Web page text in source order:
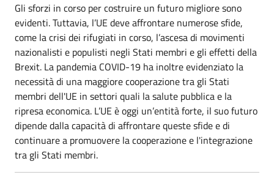
Gli sforzi in corso per costruire un futuro migliore sono
evidenti. Tuttavia, l’UE deve affrontare numerose sfide,
come la crisi dei rifugiati in corso, l’ascesa di movimenti
nazionalisti e populisti negli Stati membri e gli effetti della
Brexit. La pandemia COVID-19 ha inoltre evidenziato la
necessità di una maggiore cooperazione tra gli Stati
membri dell'UE in settori quali la salute pubblica e la
ripresa economica. L’UE è oggi un’entità forte, il suo futuro
dipende dalla capacità di affrontare queste sfide e di
continuare a promuovere la cooperazione e l'integrazione
tra gli Stati membri.